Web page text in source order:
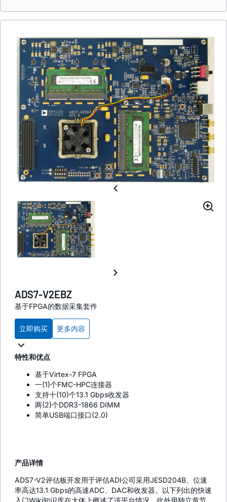
ADS7-V2EBZ
基于FPGA的数据采集套件
立即购买 更多内容
特性和优点
基于Virtex-7 FPGA
一(1)个FMC-HPC连接器
支持十(10)个13.1 Gbps收发器
两(2)个DDR3-1866 DIMM
简单USB端口接口(2.0)
产品详情
ADS7-V2评估板开发用于评估ADI公司采用JESD204B、位速
率高达13.1 Gbps的高速ADC、DAC和收发器。以下列出的快速
入门Wiki知识库在大体上概述了该平台情况。此外用独立章节